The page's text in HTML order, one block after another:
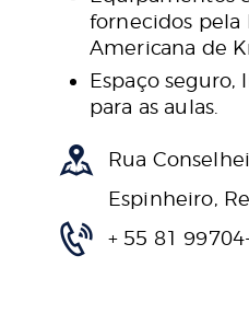
fornecidos pela
Americana de
Espaço
para as aulas.
Rua
Espinheiro,
+ 55 81